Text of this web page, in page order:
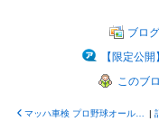
ブロ
【限定公
このブ
|